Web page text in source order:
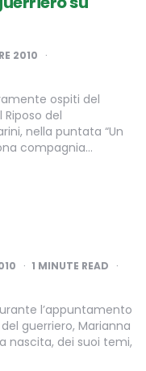
2010
ospiti del
del
nella puntata “Un
compagnia…
1 MINUTE READ
l’appuntamento
guerriero, Marianna
nascita, dei suoi temi,